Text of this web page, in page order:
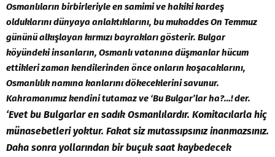
Osmanlıların birbirleriyle en samimi ve hakiki kardeş
olduklarını dünyaya anlaktıklarını, bu mukaddes On Temmuz
gününü alkışlayan kırmızı bayrakları gösterir. Bulgar
köyündeki insanların, Osmanlı vatanına düşmanlar hücum
ettikleri zaman kendilerinden önce onların koşacaklarını,
Osmanlılık namına kanlarını dökeceklerini savunur.
Kahramanımız kendini tutamaz ve ‘Bu Bulgar’lar ha?…! der.
‘Evet bu Bulgarlar en sadık Osmanlılardır. Komitacılarla hiç
münasebetleri yoktur. Fakat siz mutassıpsınız inanmazsınız.
Daha sonra yollarından bir buçuk saat kaybedecek